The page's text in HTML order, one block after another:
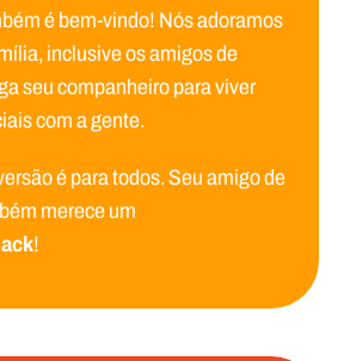
é bem-vindo! Nós adoramos
inclusive os amigos de
seu companheiro para viver
com a gente.
é para todos. Seu amigo de
merece um
!